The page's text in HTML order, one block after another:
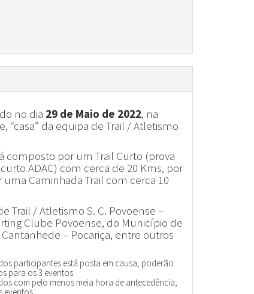
no dia 29 de Maio de 2022, na
“casa” da equipa de Trail / Atletismo
composto por um Trail Curto (prova
ADAC) com cerca de 20 Kms, por
Caminhada Trail com cerca 10
Trail / Atletismo S. C. Povoense –
Clube Povoense, do Município de
– Pocariça, entre outros
participantes está posta em causa, poderão
para os 3 eventos.
com pelo menos meia hora de antecedência,